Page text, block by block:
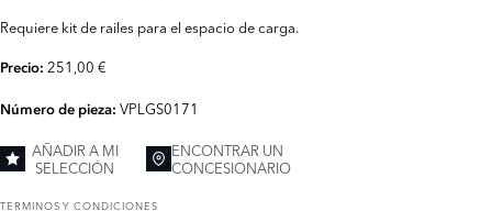
Requiere kit de railes para el espacio de carga.
Precio: 251,00 €
Número de pieza: VPLGS0171
AÑADIR A MI
SELECCIÓN
ENCONTRAR UN
CONCESIONARIO
TERMINOS Y CONDICIONES